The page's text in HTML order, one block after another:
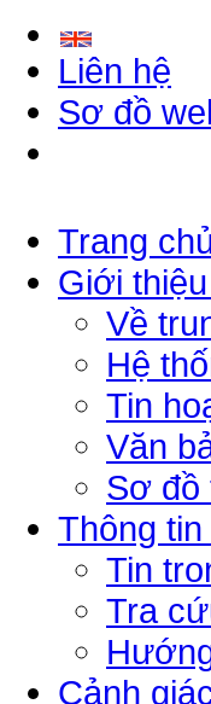
Liên hệ
Sơ đồ
Trang
Giới
Về
Hệ
Tin
Văn
Sơ đồ
Thông
Tin
Tra
Cảnh